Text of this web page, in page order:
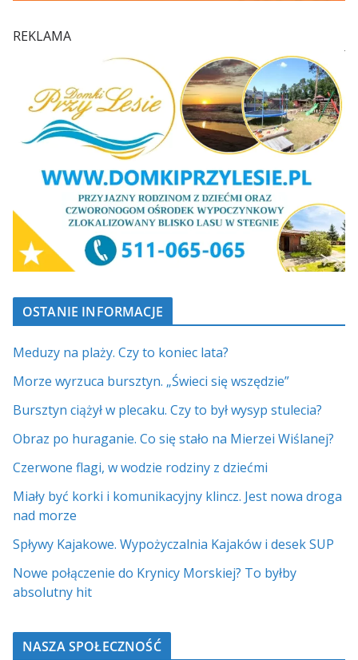
REKLAMA
OSTANIE INFORMACJE
Meduzy na plaży. Czy to koniec lata?
Morze wyrzuca bursztyn. „Świeci się wszędzie”
Bursztyn ciążył w plecaku. Czy to był wysyp stulecia?
Obraz po huraganie. Co się stało na Mierzei Wiślanej?
Czerwone flagi, w wodzie rodziny z dziećmi
Miały być korki i komunikacyjny klincz. Jest nowa droga
nad morze
Spływy Kajakowe. Wypożyczalnia Kajaków i desek SUP
Nowe połączenie do Krynicy Morskiej? To byłby
absolutny hit
NASZA SPOŁECZNOŚĆ